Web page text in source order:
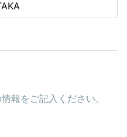
報をご記入ください。